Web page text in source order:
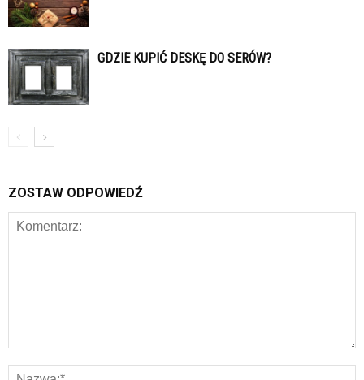
GDZIE KUPIĆ DESKĘ DO SERÓW?
ZOSTAW ODPOWIEDŹ